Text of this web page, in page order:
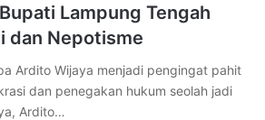
Lampung Tengah
dan Nepotisme
Ardito Wijaya menjadi pengingat pahit
dan penegakan hukum seolah jadi
Ardito…